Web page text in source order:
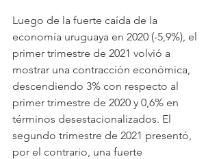
Luego de la fuerte caída de la
economía uruguaya en 2020 (-5,9%), el
primer trimestre de 2021 volvió a
mostrar una contracción económica,
descendiendo 3% con respecto al
primer trimestre de 2020 y 0,6% en
términos desestacionalizados. El
segundo trimestre de 2021 presentó,
por el contrario, una fuerte